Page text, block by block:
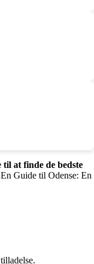
til at finde de bedste
En Guide til Odense: En